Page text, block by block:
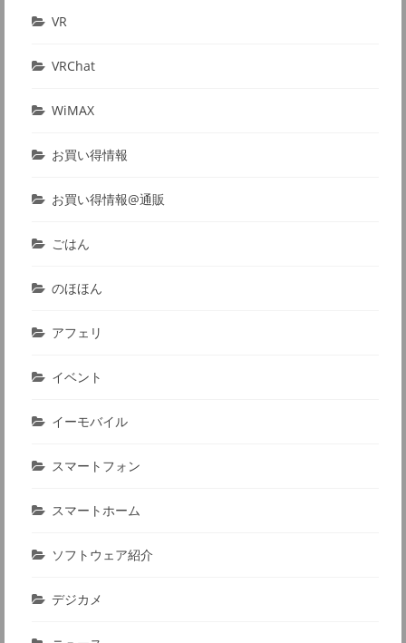
VR
VRChat
WiMAX
お買い得情報
お買い得情報@通販
ごはん
のほほん
アフェリ
イベント
イーモバイル
スマートフォン
スマートホーム
ソフトウェア紹介
デジカメ